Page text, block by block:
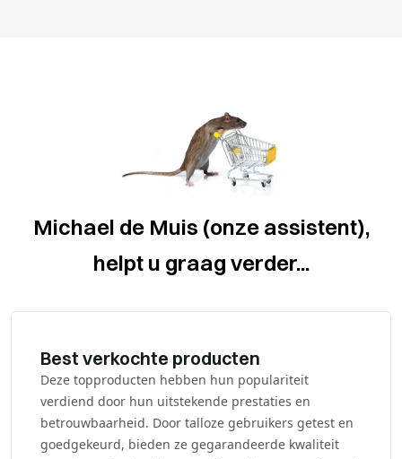
Michael de Muis (onze assistent),
helpt u graag verder...
Best verkochte producten
Deze topproducten hebben hun populariteit
verdiend door hun uitstekende prestaties en
betrouwbaarheid. Door talloze gebruikers getest en
goedgekeurd, bieden ze gegarandeerde kwaliteit